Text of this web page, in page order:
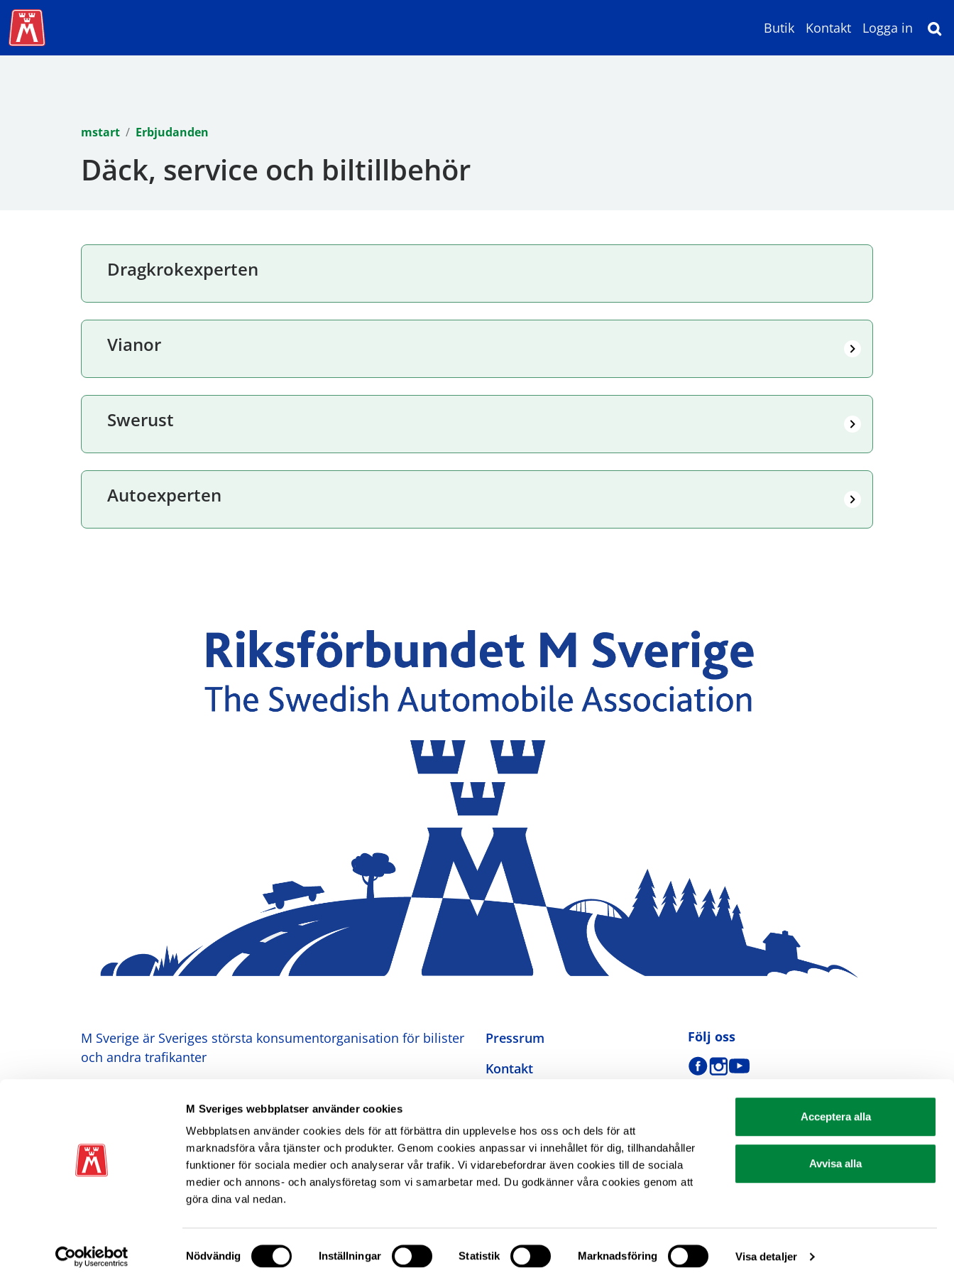
M Sveriges webbplatser använder cookies
Webbplatsen använder cookies dels för att förbättra din upplevelse hos oss och dels för att
marknadsföra våra tjänster och produkter. Genom cookies anpassar vi innehållet för dig, tillhandahåller
funktioner för sociala medier och analyserar vår trafik. Vi vidarebefordrar även cookies till de sociala
medier och annons- och analysföretag som vi samarbetar med. Du godkänner våra cookies genom att
göra dina val nedan.
Samtyckesval
Nödvändig Inställningar Statistik Marknadsföring Visa detaljer
Acceptera alla
Avvisa alla
Butik Kontakt Logga in
mstart Erbjudanden
Däck, service och biltillbehör
Dragkrokexperten
Vianor
Swerust
Autoexperten
M Sverige är Sveriges största konsumentorganisation för bilister
och andra trafikanter
Pressrum
Kontakt
Integritetspolicy
Inställningar för cookies
Tillgänglighetsredogörelse
Association
Följ oss